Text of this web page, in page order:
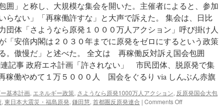
」と称し、大規模な集会を開いた。主催者によると、参加
らない」「再稼働許すな」と大声で訴えた。 集会は、日比
団体「さようなら原発１０００万人アクション」呼び掛け人
「安倍内閣は２０３０年までに原発をゼロにするという政策
。傲慢だ」と述べた。 全文は 再稼働反対訴え国会包囲
記事 政府エネ計画「許されない」 市民団体、脱原発で集
稼働やめて１万５０００人 国会をぐるり via しんぶん赤旗
基本計画, エネルギー政策, さようなら原発1000万人アクション, 反原発国会大包
, 東日本大震災・福島原発, 鎌田慧, 首都圏反原発連合 | Comments Offon